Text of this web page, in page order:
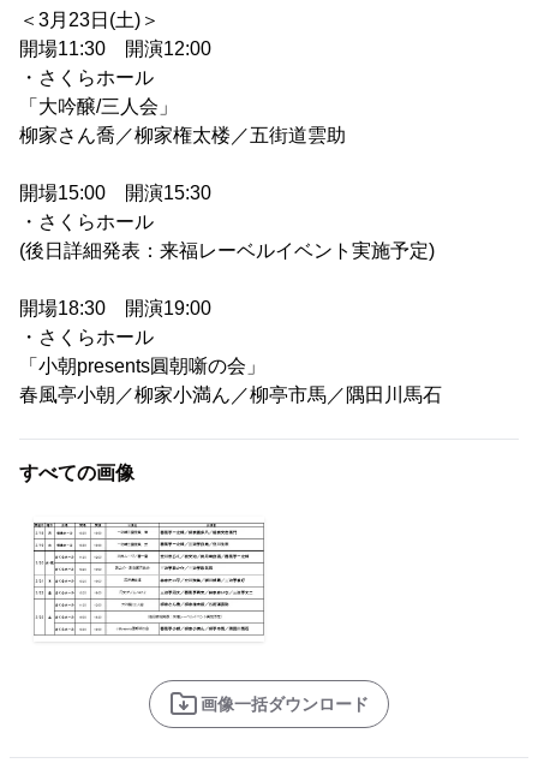
＜3月23日(土)＞
開場11:30 開演12:00
・さくらホール
「大吟醸/三人会」
柳家さん喬／柳家権太楼／五街道雲助
開場15:00 開演15:30
・さくらホール
(後日詳細発表：来福レーベルイベント実施予定)
開場18:30 開演19:00
・さくらホール
「小朝presents圓朝噺の会」
春風亭小朝／柳家小満ん／柳亭市馬／隅田川馬石
すべての画像
画像一括ダウンロード